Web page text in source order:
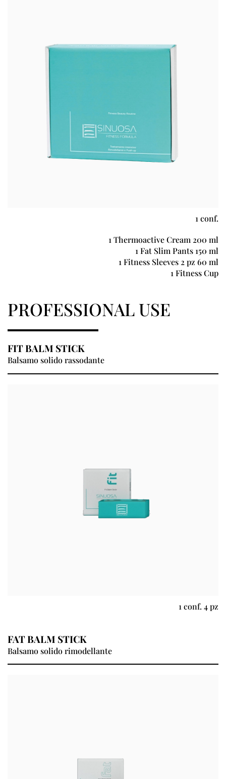
1 conf.
1 Thermoactive Cream 200 ml
1 Fat Slim Pants 150 ml
1 Fitness Sleeves 2 pz 60 ml
1 Fitness Cup
PROFESSIONAL USE
FIT BALM STICK
Balsamo solido rassodante
1 conf. 4 pz
FAT BALM STICK
Balsamo solido rimodellante